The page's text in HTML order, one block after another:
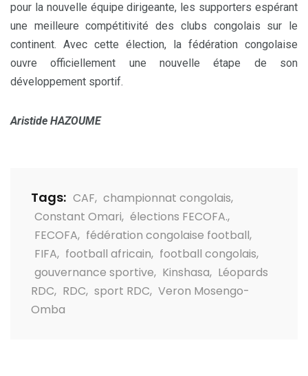
pour la nouvelle équipe dirigeante, les supporters espérant
une meilleure compétitivité des clubs congolais sur le
continent. Avec cette élection, la fédération congolaise
ouvre officiellement une nouvelle étape de son
développement sportif.
Aristide HAZOUME
Tags: CAF, championnat congolais,
Constant Omari, élections FECOFA.,
FECOFA, fédération congolaise football,
FIFA, football africain, football congolais,
gouvernance sportive, Kinshasa, Léopards
RDC, RDC, sport RDC, Veron Mosengo-
Omba